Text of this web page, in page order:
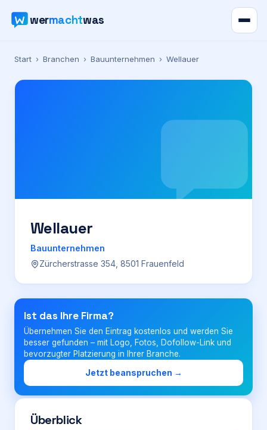
wermachtwas
Verzeichnis
Karte
Preise
Für Firmen
Login
Firma eintragen
Start › Branchen › Bauunternehmen › Wellauer
Wellauer
Bauunternehmen
Zürcherstrasse 354, 8501 Frauenfeld
Ist das Ihre Firma?
Übernehmen Sie den Eintrag kostenlos und werden Sie
besser gefunden – mit Logo, Fotos, Dofollow-Link und
bevorzugter Platzierung in Ihrer Branche.
Jetzt beanspruchen →
Überblick